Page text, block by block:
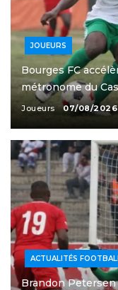
JOUEURS
Bourges FC
métronome du
Joueurs 07/08/2026
ACTUALITÉS
Brandon